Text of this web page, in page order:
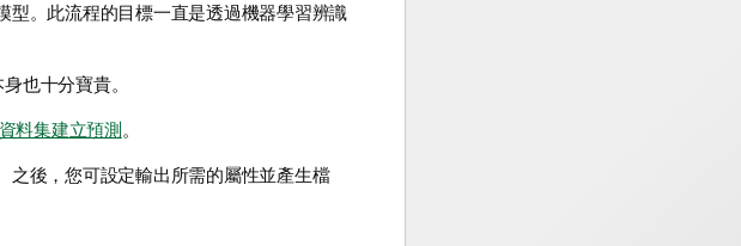
型。此流程的目標一直是透過機器學習辨識
也十分寶貴。
料集建立預測。
之後，您可設定輸出所需的屬性並產生檔